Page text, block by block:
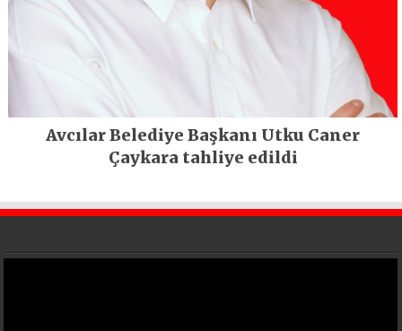
Avcılar Belediye Başkanı Utku Caner
Çaykara tahliye edildi